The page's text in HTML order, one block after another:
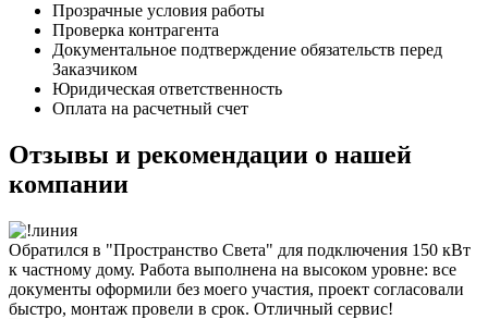
Прозрачные условия работы
Проверка контрагента
Документальное подтверждение обязательств перед
Заказчиком
Юридическая ответственность
Оплата на расчетный счет
Отзывы и рекомендации о нашей
компании
Обратился в "Пространство Света" для подключения 150 кВт
к частному дому. Работа выполнена на высоком уровне: все
документы оформили без моего участия, проект согласовали
быстро, монтаж провели в срок. Отличный сервис!